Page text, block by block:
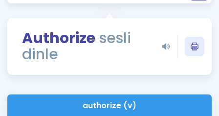
Rehberlik Aracı
ÖSYM Sınav Takvimi
Authorize sesli
dinle
authorize (v)